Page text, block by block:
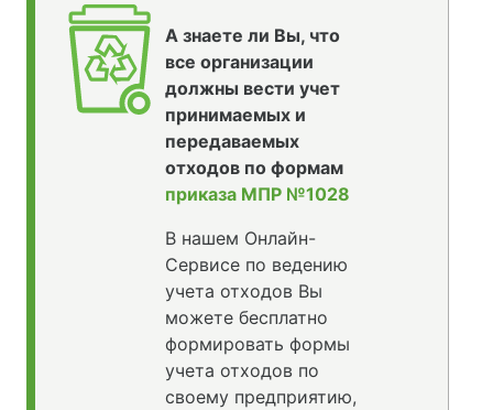
А знаете ли Вы, что
все организации
должны вести учет
принимаемых и
передаваемых
отходов по формам
приказа МПР №1028
В нашем Онлайн-
Сервисе по ведению
учета отходов Вы
можете бесплатно
формировать формы
учета отходов по
своему предприятию,